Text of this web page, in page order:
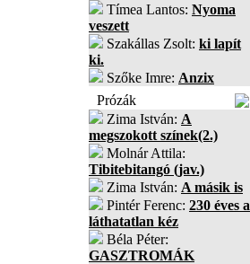
Tímea Lantos: Nyoma
veszett
Szakállas Zsolt: ki lapít
ki.
Szőke Imre: Anzix
Prózák
Zima István: A
megszokott színek(2.)
Molnár Attila:
Tibitebitangó (jav.)
Zima István: A másik is
Pintér Ferenc: 230 éves a
láthatatlan kéz
Béla Péter:
GASZTROMÁK